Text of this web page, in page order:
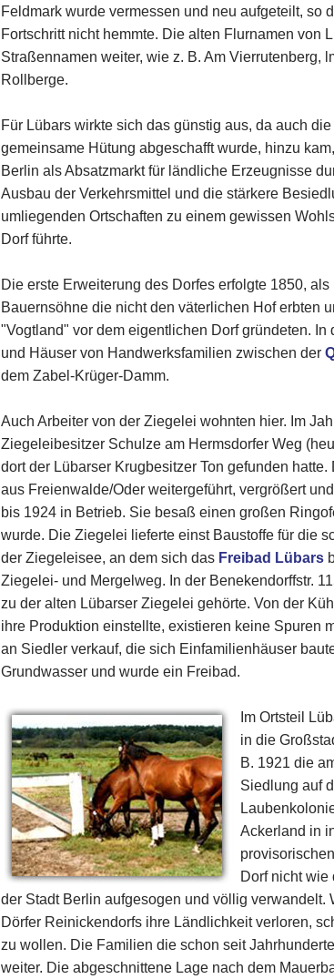
Feldmark wurde vermessen und neu aufgeteilt, so
Fortschritt nicht hemmte. Die alten Flurnamen von
Straßennamen weiter, wie z. B. Am Vierrutenberg,
Rollberge.
Für Lübars wirkte sich das günstig aus, da auch die
gemeinsame Hütung abgeschafft wurde, hinzu
Berlin als Absatzmarkt für ländliche Erzeugnisse
Ausbau der Verkehrsmittel und die stärkere
umliegenden Ortschaften zu einem gewissen
Dorf führte.
Die erste Erweiterung des Dorfes erfolgte 1850,
Bauernsöhne die nicht den väterlichen Hof erbten
"Vogtland" vor dem eigentlichen Dorf gründeten.
und Häuser von Handwerksfamilien zwischen der
dem Zabel-Krüger-Damm.
Auch Arbeiter von der Ziegelei wohnten hier. Im
Ziegeleibesitzer Schulze am Hermsdorfer Weg
dort der Lübarser Krugbesitzer Ton gefunden
aus Freienwalde/Oder weitergeführt, vergrößert
bis 1924 in Betrieb. Sie besaß einen großen
wurde. Die Ziegelei lieferte einst Baustoffe für die
der Ziegeleisee, an dem sich das Freibad Lübars
Ziegelei- und Mergelweg. In der Benekendorffstr.
zu der alten Lübarser Ziegelei gehörte. Von der
ihre Produktion einstellte, existieren keine Spuren
an Siedler verkauf, die sich Einfamilienhäuser
Grundwasser und wurde ein Freibad.
Im Ortsteil
in die
B. 1921 die
Siedlung auf
Ackerland in
Dorf nicht
der Stadt Berlin aufgesogen und völlig
Dörfer Reinickendorfs ihre Ländlichkeit verloren,
zu wollen. Die Familien die schon seit
weiter. Die abgeschnittene Lage nach dem